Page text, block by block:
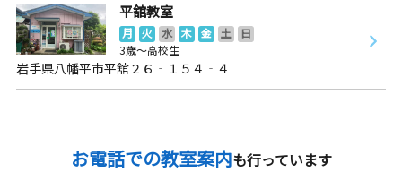
平舘教室
月 火 水 木 金 土
日
3歳～高校生
岩手県八幡平市平舘２６‐１５４‐４
お電話での教室案内も行っています